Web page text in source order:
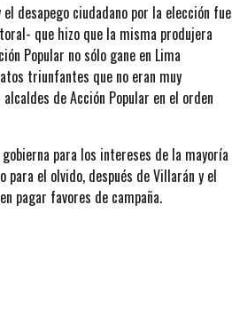
desapego ciudadano por la elección fue
que hizo que la misma produjera
Popular no sólo gane en Lima
triunfantes que no eran muy
de Acción Popular en el orden
para los intereses de la mayoría
el olvido, después de Villarán y el
pagar favores de campaña.